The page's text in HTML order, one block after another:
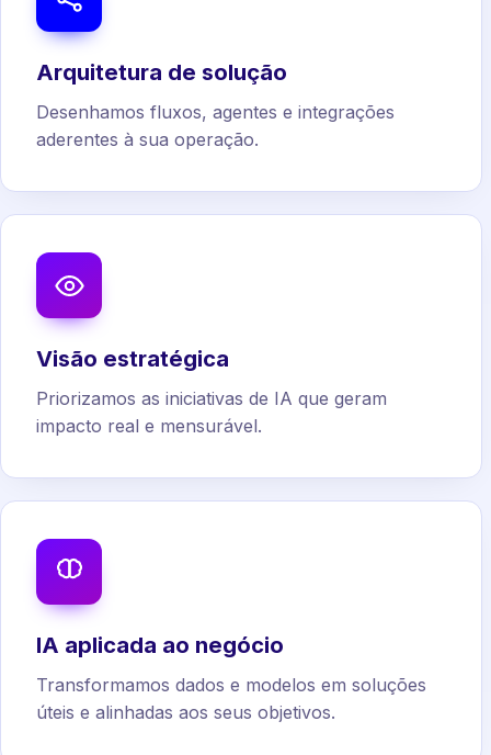
Arquitetura de solução
Desenhamos fluxos, agentes e integrações
aderentes à sua operação.
Visão estratégica
Priorizamos as iniciativas de IA que geram
impacto real e mensurável.
IA aplicada ao negócio
Transformamos dados e modelos em soluções
úteis e alinhadas aos seus objetivos.